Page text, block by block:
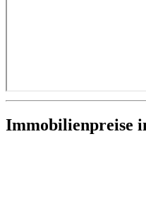
Immobilienpreise